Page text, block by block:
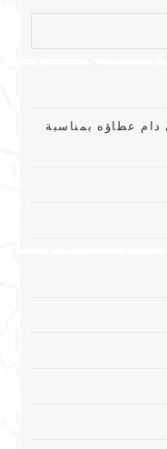
دام عطاؤه بمناسبة